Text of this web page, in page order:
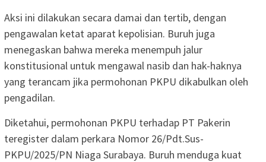
Aksi ini dilakukan secara damai dan tertib, dengan
pengawalan ketat aparat kepolisian. Buruh juga
menegaskan bahwa mereka menempuh jalur
konstitusional untuk mengawal nasib dan hak-haknya
yang terancam jika permohonan PKPU dikabulkan oleh
pengadilan.
Diketahui, permohonan PKPU terhadap PT Pakerin
teregister dalam perkara Nomor 26/Pdt.Sus-
PKPU/2025/PN Niaga Surabaya. Buruh menduga kuat